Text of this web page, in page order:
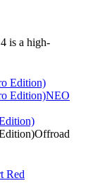
is a high-
ΝΕΟ